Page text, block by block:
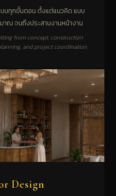
บบทุกขั้นตอน ตั้งแต่แนวคิด แบบ
าณ จนถึงประสานงานหน้างาน
from concept, construction
and project coordination.
Design